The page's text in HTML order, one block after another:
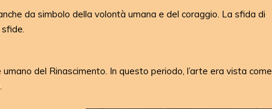
da simbolo della volontà umana e del coraggio. La sfida di
del Rinascimento. In questo periodo, l’arte era vista come